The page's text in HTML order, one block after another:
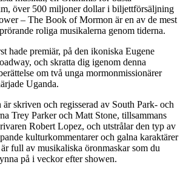
över 500 miljoner dollar i biljettförsäljning
– The Book of Mormon är en av de mest
roliga musikalerna genom tiderna.
hade premiär, på den ikoniska Eugene
och skratta dig igenom denna
om två unga mormonmissionärer
Uganda.
skriven och regisserad av South Park- och
Trey Parker och Matt Stone, tillsammans
Robert Lopez, och utstrålar den typ av
kulturkommentarer och galna karaktärer
full av musikaliska öronmaskar som du
på i veckor efter showen.